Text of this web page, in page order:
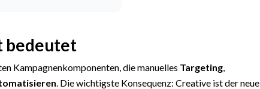
bedeutet
Kampagnenkomponenten, die manuelles Targeting
. Die wichtigste Konsequenz: Creative ist der neue